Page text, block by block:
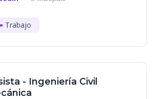
Trabajo
- Ingeniería Civil